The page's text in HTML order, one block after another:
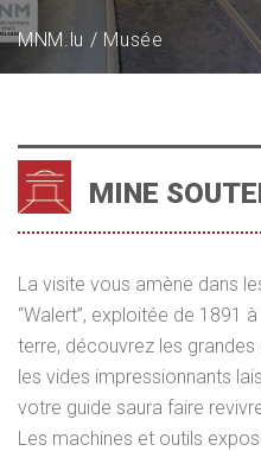
MNM.lu Musée
MINE
La visite vous amène dans
“Walert”, exploitée de 1891
terre, découvrez les
les vides impressionnants
votre guide saura faire
Les machines et outils